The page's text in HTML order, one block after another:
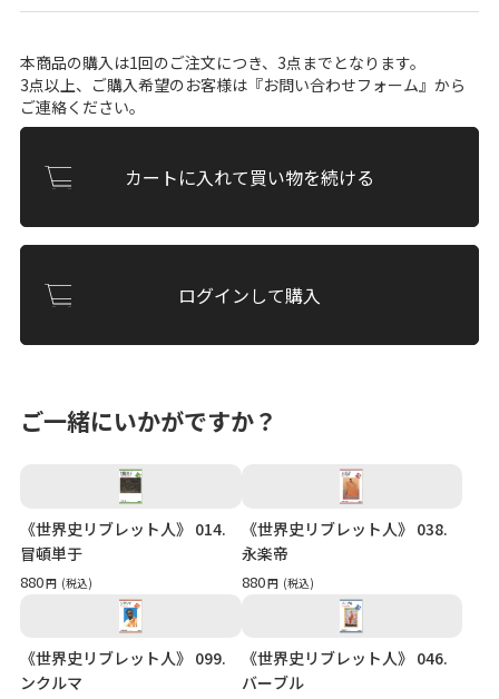
本商品の購入は1回のご注文につき、3点までとなります。
3点以上、ご購入希望のお客様は『お問い合わせフォーム 』から
ご連絡ください。
カートに入れて買い物を続ける
ログインして購入
ご一緒にいかがですか？
《世界史リブレット人》 014.
冒頓単于
880円 (税込)
《世界史リブレット人》 038.
永楽帝
880円 (税込)
《世界史リブレット人》 099.
ンクルマ
《世界史リブレット人》 046.
バーブル